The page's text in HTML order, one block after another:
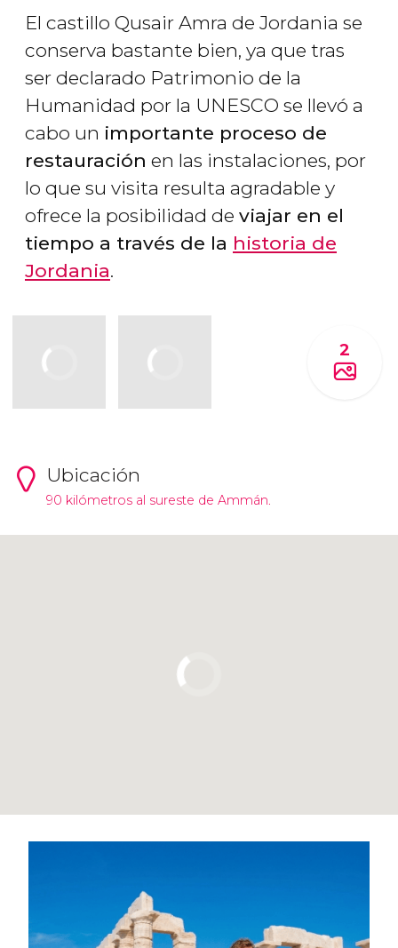
El castillo Qusair Amra de Jordania se
conserva bastante bien, ya que tras
ser declarado Patrimonio de la
Humanidad por la UNESCO se llevó a
cabo un importante proceso de
restauración en las instalaciones, por
lo que su visita resulta agradable y
ofrece la posibilidad de viajar en el
tiempo a través de la historia de
Jordania.
2
Ubicación
90 kilómetros al sureste de Ammán.